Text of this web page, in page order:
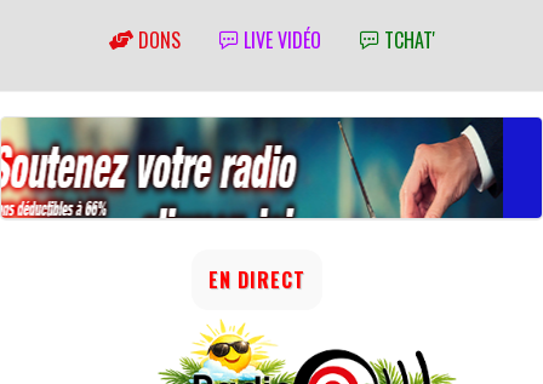
DONS LIVE VIDÉO TCHAT'
EN DIRECT